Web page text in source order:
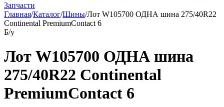
Запчасти
Главная/Каталог/Шины/Лот W105700 ОДНА шина 275/40R22
Continental PremiumContact 6
Б/у
Лот W105700 ОДНА шина
275/40R22 Continental
PremiumContact 6